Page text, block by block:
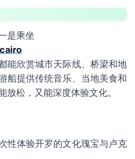
是乘坐
能欣赏城市天际线、桥梁和地
船提供传统音乐、当地美食和
放松，又能深度体验文化。
性体验开罗的文化瑰宝与卢克